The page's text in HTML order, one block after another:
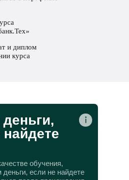
и диплом
курса
обучения,
деньги, если не найдете